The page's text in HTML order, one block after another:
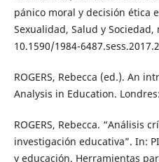
pánico moral y decisión ética
Sexualidad, Salud y Sociedad,
10.1590/1984-
ROGERS, Rebecca (ed.). An
Analysis in Education.
ROGERS, Rebecca. “Análisis
investigación educativa”. In:
y educación. Herramientas